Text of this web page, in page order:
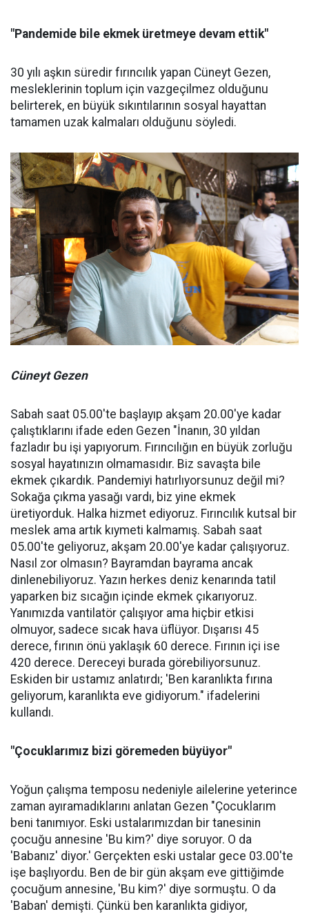
"Pandemide bile ekmek üretmeye devam ettik"
30 yılı aşkın süredir fırıncılık yapan Cüneyt Gezen,
mesleklerinin toplum için vazgeçilmez olduğunu
belirterek, en büyük sıkıntılarının sosyal hayattan
tamamen uzak kalmaları olduğunu söyledi.
Cüneyt Gezen
Sabah saat 05.00'te başlayıp akşam 20.00'ye kadar
çalıştıklarını ifade eden Gezen "İnanın, 30 yıldan
fazladır bu işi yapıyorum. Fırıncılığın en büyük zorluğu
sosyal hayatınızın olmamasıdır. Biz savaşta bile
ekmek çıkardık. Pandemiyi hatırlıyorsunuz değil mi?
Sokağa çıkma yasağı vardı, biz yine ekmek
üretiyorduk. Halka hizmet ediyoruz. Fırıncılık kutsal bir
meslek ama artık kıymeti kalmamış. Sabah saat
05.00'te geliyoruz, akşam 20.00'ye kadar çalışıyoruz.
Nasıl zor olmasın? Bayramdan bayrama ancak
dinlenebiliyoruz. Yazın herkes deniz kenarında tatil
yaparken biz sıcağın içinde ekmek çıkarıyoruz.
Yanımızda vantilatör çalışıyor ama hiçbir etkisi
olmuyor, sadece sıcak hava üflüyor. Dışarısı 45
derece, fırının önü yaklaşık 60 derece. Fırının içi ise
420 derece. Dereceyi burada görebiliyorsunuz.
Eskiden bir ustamız anlatırdı; 'Ben karanlıkta fırına
geliyorum, karanlıkta eve gidiyorum." ifadelerini
kullandı.
"Çocuklarımız bizi göremeden büyüyor"
Yoğun çalışma temposu nedeniyle ailelerine yeterince
zaman ayıramadıklarını anlatan Gezen "Çocuklarım
beni tanımıyor. Eski ustalarımızdan bir tanesinin
çocuğu annesine 'Bu kim?' diye soruyor. O da
'Babanız' diyor.' Gerçekten eski ustalar gece 03.00'te
işe başlıyordu. Ben de bir gün akşam eve gittiğimde
çocuğum annesine, 'Bu kim?' diye sormuştu. O da
'Baban' demişti. Çünkü ben karanlıkta gidiyor,